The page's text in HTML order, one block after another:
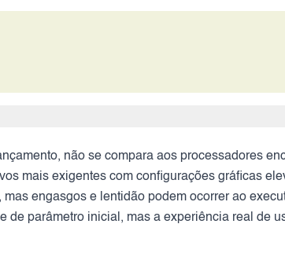
não se compara aos processadores
mais exigentes com configurações gráficas
engasgos e lentidão podem ocorrer ao
parâmetro inicial, mas a experiência real de